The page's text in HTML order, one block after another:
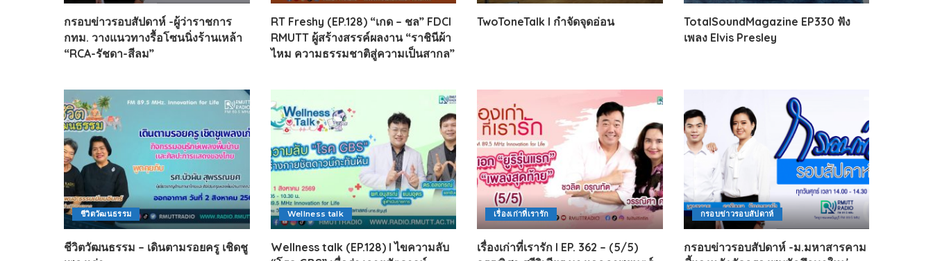
กรอบข่าวรอบสัปดาห์ -ผู้ว่าราชการ
กทม. วางแนวทางรื้อโซนนิ่งร้านเหล้า
“RCA-รัชดา-สีลม”
RT Freshy (EP.128) “เกด – ชล” FDCI
RMUTT ผู้สร้างสรรค์ผลงาน “ราชินีผ้า
ไหม ความธรรมชาติสู่ความเป็นสากล”
TwoToneTalk l กำจัดจุดอ่อน
TotalSoundMagazine EP330 ฟัง
เพลง Elvis Presley
ชีวิตวัฒนธรรม
ชีวิตวัฒนธรรม – เดินตามรอยครู เชิดชู
Wellness talk
Wellness talk (EP.128) I ไขความลับ
เรื่องเก่าที่เรารัก
เรื่องเก่าที่เรารัก l EP. 362 – (5/5)
กรอบข่าวรอบสัปดาห์
กรอบข่าวรอบสัปดาห์ -ม.มหาสารคาม